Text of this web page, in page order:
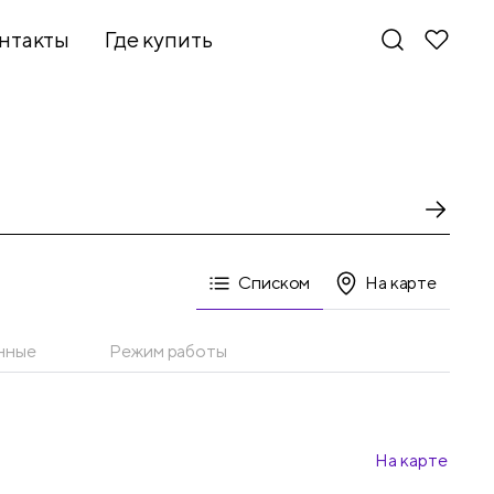
Где купить
Списком На карте
Режим работы
На карте